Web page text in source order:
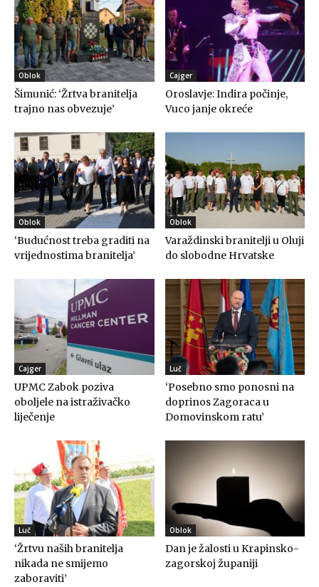
Oblok
Šimunić: ‘Žrtva branitelja
trajno nas obvezuje’
Cajger
Oroslavje: Indira počinje,
Vuco janje okreće
Oblok
‘Budućnost treba graditi na
vrijednostima branitelja’
Oblok
Varaždinski branitelji u Oluji
do slobodne Hrvatske
Cajger
UPMC Zabok poziva
oboljele na istraživačko
liječenje
Luč
‘Posebno smo ponosni na
doprinos Zagoraca u
Domovinskom ratu’
Luč
‘Žrtvu naših branitelja
nikada ne smijemo
zaboraviti’
Oblok
Dan je žalosti u Krapinsko-
zagorskoj županiji